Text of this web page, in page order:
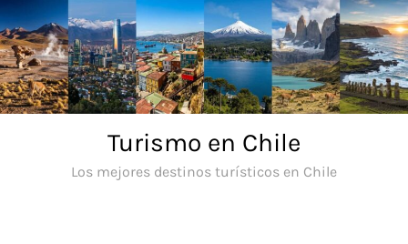
Saltar
al
contenido
Turismo en Chile
Los mejores destinos turísticos en Chile